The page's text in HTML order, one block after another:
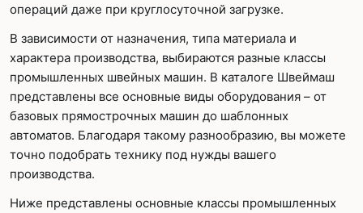
операций даже при круглосуточной загрузке.
В зависимости от назначения, типа материала и
характера производства, выбираются разные классы
промышленных швейных машин. В каталоге Швеймаш
представлены все основные виды оборудования – от
базовых прямострочных машин до шаблонных
автоматов. Благодаря такому разнообразию, вы можете
точно подобрать технику под нужды вашего
производства.
Ниже представлены основные классы промышленных